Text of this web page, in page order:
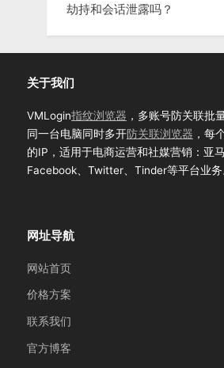
劫持和会话泄露吗？
关于我们
VMLogin指纹浏览器 ，多账号防关联批
同一台电脑同时多开防关联浏览器 ，每
的IP，适用于电商运营和社媒营销：亚
Facebook、Twitter、Tinder等平台业务
网址导航
网站首页
价格方案
联系我们
官方博客